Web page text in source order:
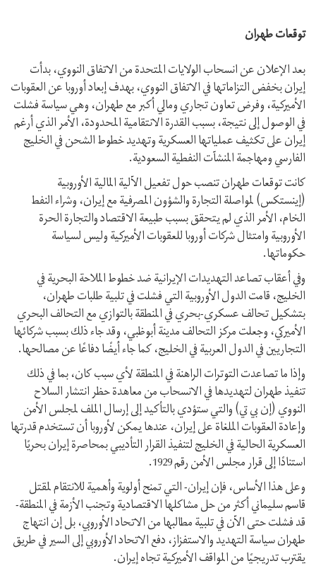
توقعات طهران
بعد الإعلان عن انسحاب الولايات المتحدة من الاتفاق النووي، بدأت
إیران بخفض التزاماتها في الاتفاق النووي، بهدف إبعاد أوروبا عن العقوبات
الأميركية، وفرض تعاون تجاري ومالي أكبر مع طهران، وهي سياسة فشلت
في الوصول إلى نتيجة، بسبب القدرة الانتقامية المحدودة، الأمر الذي أرغم
إيران على تكثيف عملياتها العسكرية وتهديد خطوط الشحن في الخليج
الفارسي ومهاجمة المنشآت النفطية السعودية.
كانت توقعات طهران تنصب حول تفعيل الآلية المالية الأوروبية
(إينستكس) لمواصلة التجارة والشؤون المصرفية مع إيران، وشراء النفط
الخام، الأمر الذي لم یتحقق بسبب طبيعة الاقتصاد والتجارة الحرة
الأوروبية وامتثال شركات أوروبا للعقوبات الأميركية وليس لسياسة
حكوماتها.
وفي أعقاب تصاعد التهديدات الإيرانية ضد خطوط الملاحة البحرية في
الخليج، قامت الدول الأوروبية التي فشلت في تلبية طلبات طهران،
بتشكيل تحالف عسكري-بحري في المنطقة بالتوازي مع التحالف البحري
الأميركي، وجعلت مركز التحالف مدينة أبوظبي، وقد جاء ذلك بسبب شركائها
التجاريين في الدول العربية في الخليج، كما جاء أيضًا دفاعًا عن مصالحها.
وإذا ما تصاعدت التوترات الراهنة في المنطقة لأي سبب كان، بما في ذلك
تنفيذ طهران لتهديدها في الانسحاب من معاهدة حظر انتشار السلاح
النووي (إن بي تي) والتي ستؤدي بالتأكيد إلى إرسال الملف لمجلس الأمن
وإعادة العقوبات الملغاة على إيران، عندها يمكن لأوروبا أن تستخدم قدرتها
العسكرية الحالية في الخليج لتنفيذ القرار التأديبي بمحاصرة إيران بحريًا
استنادًا إلى قرار مجلس الأمن رقم 1929.
وعلى هذا الأساس، فإن إيران- التي تمنح أولوية وأهمية للانتقام لمقتل
قاسم سليماني أكثر من حل مشاكلها الاقتصادية وتجنب الأزمة في المنطقة-
قد فشلت حتى الآن في تلبية مطالبها من الاتحاد الأوروبي، بل إن انتهاج
طهران سياسة التهديد والاستفزاز، دفع الاتحاد الأوروبي إلى السير في طريق
يقترب تدريجيًا من المواقف الأميركية تجاه إيران.